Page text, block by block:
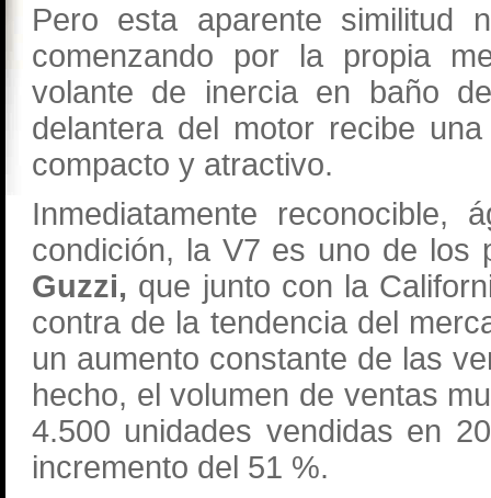
Pero esta aparente similitud
comenzando por la propia
volante de inercia en baño
delantera del motor recibe
compacto y atractivo.
Inmediatamente
condición, la V7 es uno de los
Guzzi, que junto con la
contra de la tendencia del
un aumento constante de las
hecho, el volumen de ventas
4.500 unidades vendidas en
incremento del 51 %.